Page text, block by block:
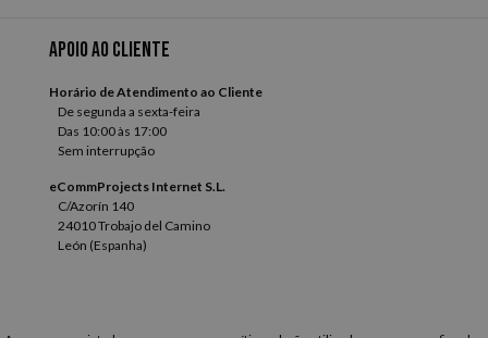
Apoio ao cliente
Horário de Atendimento ao Cliente
De segunda a sexta-feira
Das 10:00 às 17:00
Sem interrupção
eCommProjects Internet S.L.
C/Azorín 140
24010 Trobajo del Camino
León (Espanha)